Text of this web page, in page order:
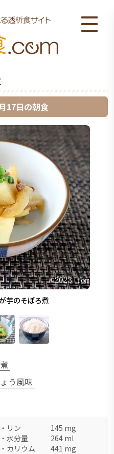
17日の朝食
芋のそぼろ煮
う風味
・ リン 145 mg
・ 水分量 264 ml
・ カリウム 441 mg